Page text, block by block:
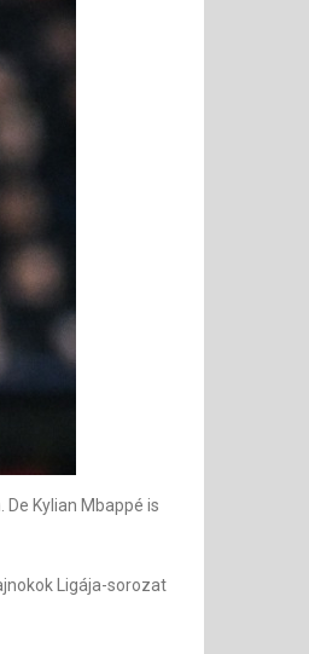
Kylian Mbappé is
Ligája-sorozat